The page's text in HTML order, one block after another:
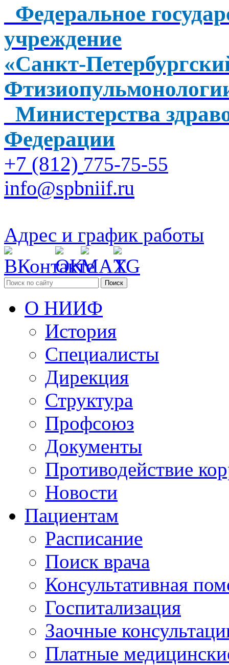
Федеральное
учреждение
«Санкт-
Министерства
Федерации
+7 (812) 775-75-55
info@spbniif.ru
Адрес и график работы
Поиск
О НИИФ
История
Специалисты
Дирекция
Структура
Профсоюз
Документы
Противодействие
Новости
Пациентам
Расписание
Поиск врача
Консультативная
Госпитализация
Заочные
Платные